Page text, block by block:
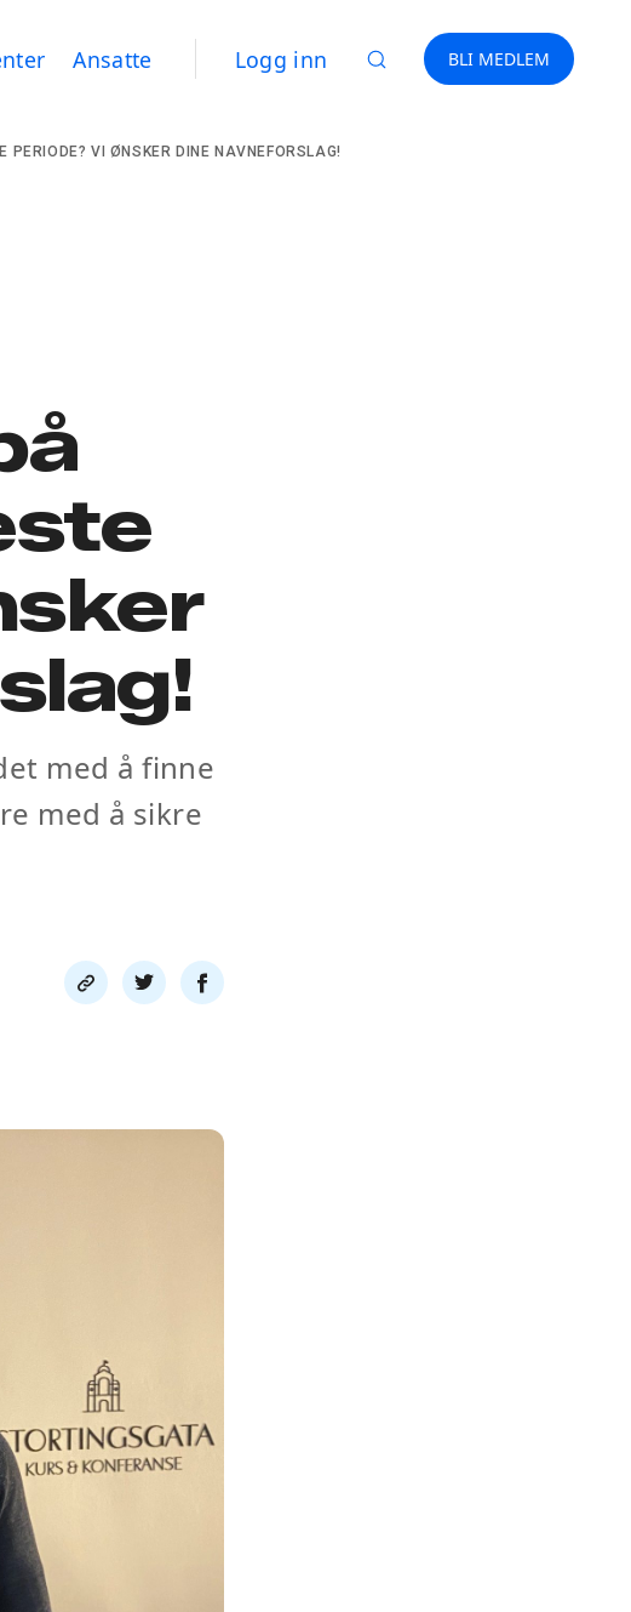
Ansatte Logg inn BLI MEDLEM
PERIODE? VI ØNSKER DINE NAVNEFORSLAG!
med å finne
med å sikre
Del
link
Del
på
Del
på